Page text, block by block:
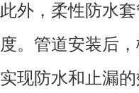
此外，柔性防水
度。管道安装后
实现防水和止漏